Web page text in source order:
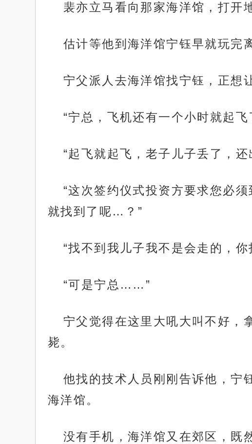
裴亦立马看向那家海洋馆，打开
估计等他到海洋馆宁钰早就玩完
宁父派人去海洋馆找宁钰，正想
“宁总，飞机还有一个小时就起
“起飞就起飞，老子儿子丢了，还
“这次签约仪式投资方要求您必
就找到了呢…？”
“找不到我儿子我不是会走的，
“可是宁总……”
宁父觉得在这里大吼大叫不好，
毙。
他找的技术人员刚刚告诉他，宁
海洋馆。
没有手机，海洋馆又在郊区，既